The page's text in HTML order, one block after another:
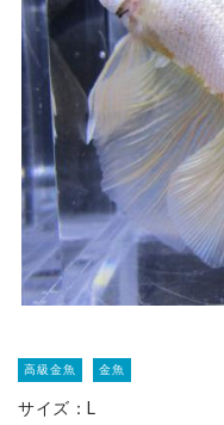
高級金魚 金魚
サイズ：L